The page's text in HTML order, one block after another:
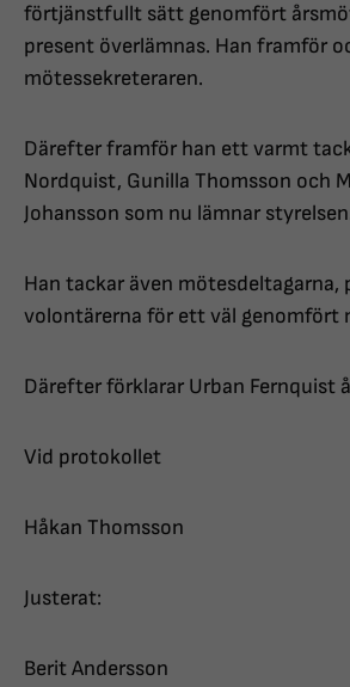
förtjänstfullt sätt genomfört
present överlämnas. Han framför
mötessekreteraren.
Därefter framför han ett varmt
Nordquist, Gunilla Thomsson och
Johansson som nu lämnar
Han tackar även mötesdeltagarna,
volontärerna för ett väl genomfört
Därefter förklarar Urban Fernquist
Vid protokollet
Håkan Thomsson
Justerat:
Berit Andersson